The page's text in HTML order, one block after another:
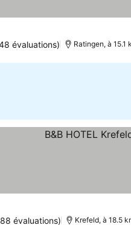
évaluations) Ratingen, à 15.1
évaluations) Krefeld, à 18.5